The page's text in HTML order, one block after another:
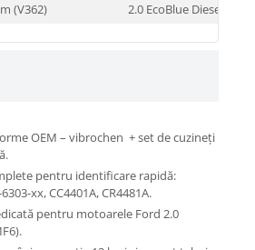
(V362)
2.0 EcoBlue Diesel
OEM – vibrochen + set de cuzineți
pentru identificare rapidă:
xx, CC4401A, CR4481A.
pentru motoarele Ford 2.0